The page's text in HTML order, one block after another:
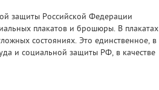
защиты Российской Федерации
плакатов и брошюры. В плакатах
состояниях. Это единственное, в
и социальной защиты РФ, в качестве